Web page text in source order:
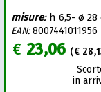
misure: h 6,5- ø 28
EAN:8007441011956
€ 23,06 (€
in